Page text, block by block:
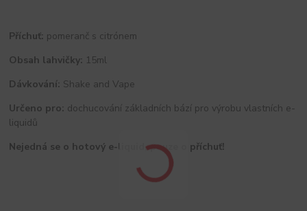
Příchuť: pomeranč s citrónem
Obsah lahvičky: 15ml
Dávkování: Shake and Vape
Určeno pro: dochucování základních bází pro výrobu vlastních e-
liquidů
Nejedná se o hotový e-liquid, pouze o příchuť!